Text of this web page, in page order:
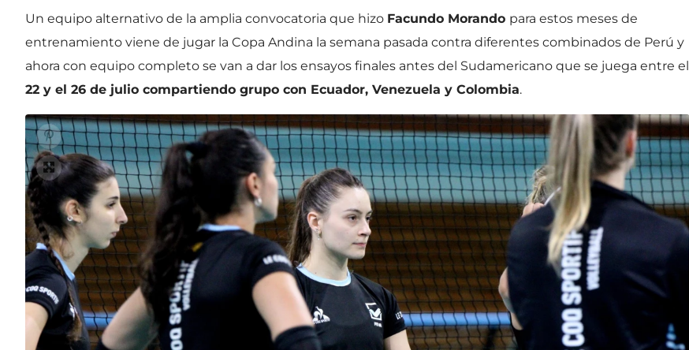
Un equipo alternativo de la amplia convocatoria que hizo Facundo Morando para estos meses de
entrenamiento viene de jugar la Copa Andina la semana pasada contra diferentes combinados de Perú y
ahora con equipo completo se van a dar los ensayos finales antes del Sudamericano que se juega entre el
22 y el 26 de julio compartiendo grupo con Ecuador, Venezuela y Colombia.